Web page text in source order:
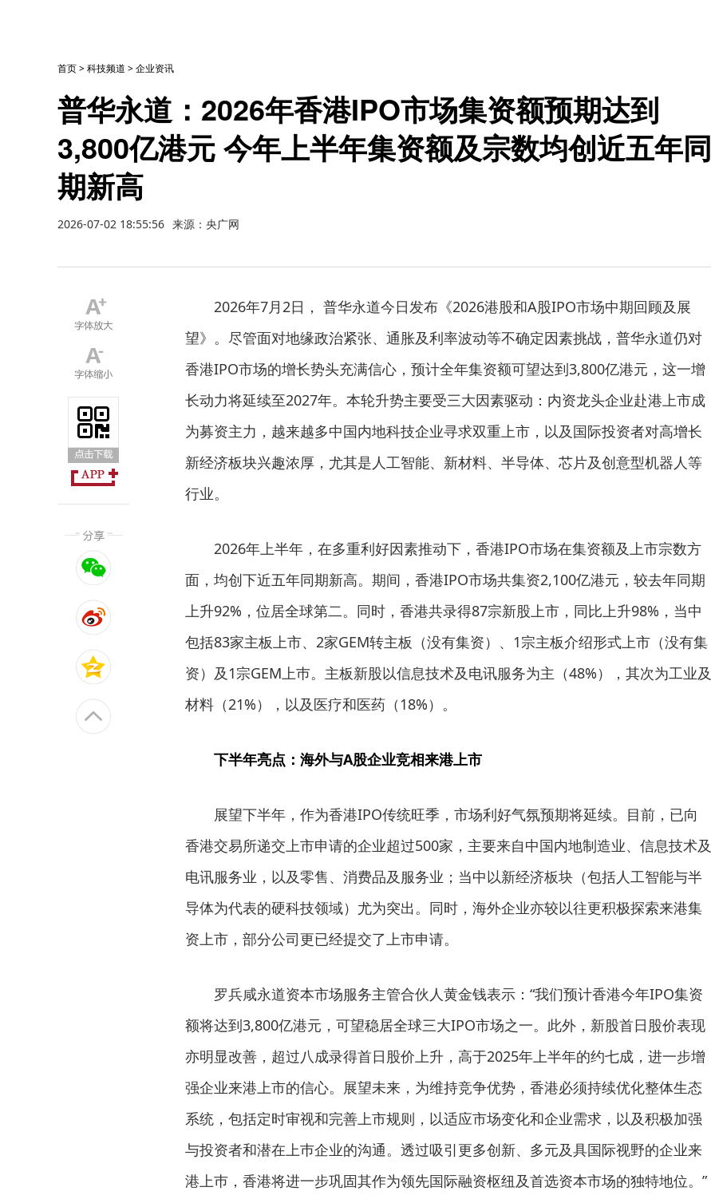
首页>科技频道 >企业资讯
普华永道：2026年香港IPO市场集资额预期达到
3,800亿港元 今年上半年集资额及宗数均创近五年同
期新高
2026-07-02 18:55:56 来源：央广网
2026年7月2日， 普华永道今日发布《2026港股和A股IPO市场中期回顾及展
望》。尽管面对地缘政治紧张、通胀及利率波动等不确定因素挑战，普华永道仍对
香港IPO市场的增长势头充满信心，预计全年集资额可望达到3,800亿港元，这一增
长动力将延续至2027年。本轮升势主要受三大因素驱动：内资龙头企业赴港上市成
为募资主力，越来越多中国内地科技企业寻求双重上市，以及国际投资者对高增长
新经济板块兴趣浓厚，尤其是人工智能、新材料、半导体、芯片及创意型机器人等
行业。
2026年上半年，在多重利好因素推动下，香港IPO市场在集资额及上市宗数方
面，均创下近五年同期新高。期间，香港IPO市场共集资2,100亿港元，较去年同期
上升92%，位居全球第二。同时，香港共录得87宗新股上市，同比上升98%，当中
包括83家主板上市、2家GEM转主板（没有集资）、1宗主板介绍形式上市（没有集
资）及1宗GEM上巿。主板新股以信息技术及电讯服务为主（48%），其次为工业及
材料（21%），以及医疗和医药（18%）。
下半年亮点：海外与A股企业竞相来港上市
展望下半年，作为香港IPO传统旺季，市场利好气氛预期将延续。目前，已向
香港交易所递交上市申请的企业超过500家，主要来自中国内地制造业、信息技术及
电讯服务业，以及零售、消费品及服务业；当中以新经济板块（包括人工智能与半
导体为代表的硬科技领域）尤为突出。同时，海外企业亦较以往更积极探索来港集
资上市，部分公司更已经提交了上市申请。
罗兵咸永道资本市场服务主管合伙人黄金钱表示：“我们预计香港今年IPO集资
额将达到3,800亿港元，可望稳居全球三大IPO市场之一。此外，新股首日股价表现
亦明显改善，超过八成录得首日股价上升，高于2025年上半年的约七成，进一步增
强企业来港上市的信心。展望未来，为维持竞争优势，香港必须持续优化整体生态
系统，包括定时审视和完善上市规则，以适应市场变化和企业需求，以及积极加强
与投资者和潜在上巿企业的沟通。透过吸引更多创新、多元及具国际视野的企业来
港上巿，香港将进一步巩固其作为领先国际融资枢纽及首选资本市场的独特地位。”